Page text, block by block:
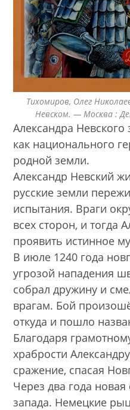
Тихомиров, Олег
Невском. — Москва :
Александра
как национального
родной земли.
Александр Невский
русские земли
испытания. Враги
всех сторон, и тогда
проявить истинное
В июле 1240 года
угрозой нападения
собрал дружину и
врагам. Бой
откуда и пошло
Благодаря
храбрости
сражение, спасая
Через два года
запада. Немецкие